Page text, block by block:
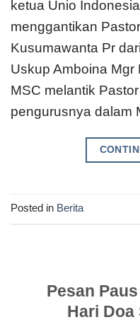
ketua Unio
menggantikan
Kusumawanta Pr
Uskup Amboina
MSC melantik
pengurusnya dalam
Posted in Berita
Pesan
Hari